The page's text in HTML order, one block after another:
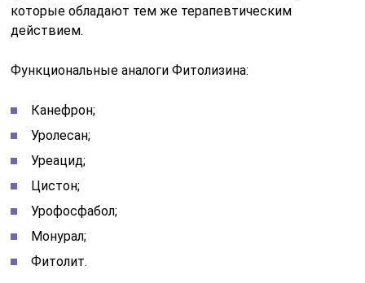
которые обладают тем же терапевтическим
действием.
Функциональные аналоги Фитолизина:
Канефрон;
Уролесан;
Уреацид;
Цистон;
Урофосфабол;
Монурал;
Фитолит.